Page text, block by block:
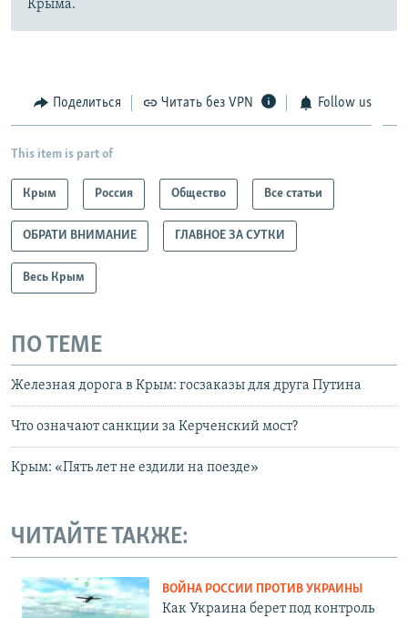
Крыма.
Поделиться Читать без VPN Follow us
This item is part of
Крым Россия Общество Все статьи
ОБРАТИ ВНИМАНИЕ ГЛАВНОЕ ЗА СУТКИ
Весь Крым
ПО ТЕМЕ
Железная дорога в Крым: госзаказы для друга Путина
Что означают санкции за Керченский мост?
Крым: «Пять лет не ездили на поезде»
ЧИТАЙТЕ ТАКЖЕ:
ВОЙНА РОССИИ ПРОТИВ УКРАИНЫ
Как Украина берет под контроль